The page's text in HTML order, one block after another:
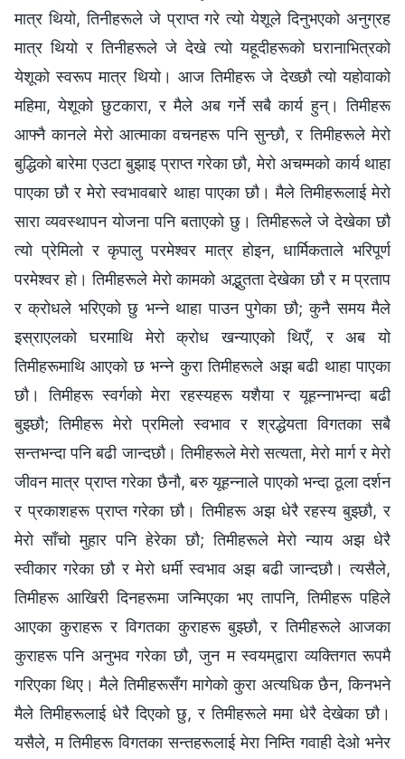
मात्र थियो, तिनीहरूले जे प्राप्‍त गरे त्यो येशूले दिनुभएको अनुग्रह
मात्र थियो र तिनीहरूले जे देखे त्यो यहूदीहरूको घरानाभित्रको
येशूको स्वरूप मात्र थियो। आज तिमीहरू जे देख्छौ त्यो यहोवाको
महिमा, येशूको छुटकारा, र मैले अब गर्ने सबै कार्य हुन्। तिमीहरू
आफ्नै कानले मेरो आत्माका वचनहरू पनि सुन्छौ, र तिमीहरूले मेरो
बुद्धिको बारेमा एउटा बुझाइ प्राप्त गरेका छौ, मेरो अचम्मको कार्य थाहा
पाएका छौ र मेरो स्वभावबारे थाहा पाएका छौ। मैले तिमीहरूलाई मेरो
सारा व्यवस्थापन योजना पनि बताएको छु। तिमीहरूले जे देखेका छौ
त्यो प्रेमिलो र कृपालु परमेश्‍वर मात्र होइन, धार्मिकताले भरिपूर्ण
परमेश्‍वर हो। तिमीहरूले मेरो कामको अद्भुतता देखेका छौ र म प्रताप
र क्रोधले भरिएको छु भन्‍ने थाहा पाउन पुगेका छौ; कुनै समय मैले
इस्राएलको घरमाथि मेरो क्रोध खन्याएको थिएँ, र अब यो
तिमीहरूमाथि आएको छ भन्‍ने कुरा तिमीहरूले अझ बढी थाहा पाएका
छौ। तिमीहरू स्वर्गको मेरा रहस्यहरू यशैया र यूहन्नाभन्दा बढी
बुझ्छौ; तिमीहरू मेरो प्रमिलो स्वभाव र श्रद्धेयता विगतका सबै
सन्तभन्दा पनि बढी जान्दछौ। तिमीहरूले मेरो सत्यता, मेरो मार्ग र मेरो
जीवन मात्र प्राप्‍त गरेका छैनौ, बरु यूहन्नाले पाएको भन्दा ठूला दर्शन
र प्रकाशहरू प्राप्त गरेका छौ। तिमीहरू अझ धेरै रहस्य बुझ्छौ, र
मेरो साँचो मुहार पनि हेरेका छौ; तिमीहरूले मेरो न्याय अझ धेरै
स्वीकार गरेका छौ र मेरो धर्मी स्वभाव अझ बढी जान्दछौ। त्यसैले,
तिमीहरू आखिरी दिनहरूमा जन्मिएका भए तापनि, तिमीहरू पहिले
आएका कुराहरू र विगतका कुराहरू बुझ्छौ, र तिमीहरूले आजका
कुराहरू पनि अनुभव गरेका छौ, जुन म स्वयम्‌द्वारा व्यक्तिगत रूपमै
गरिएका थिए। मैले तिमीहरूसँग मागेको कुरा अत्यधिक छैन, किनभने
मैले तिमीहरूलाई धेरै दिएको छु, र तिमीहरूले ममा धेरै देखेका छौ।
यसैले, म तिमीहरू विगतका सन्तहरूलाई मेरा निम्ति गवाही देओ भनेर